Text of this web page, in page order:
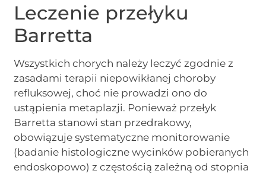
Leczenie przełyku
Barretta
Wszystkich chorych należy leczyć zgodnie z
zasadami terapii niepowikłanej choroby
refluksowej, choć nie prowadzi ono do
ustąpienia metaplazji. Ponieważ przełyk
Barretta stanowi stan przedrakowy,
obowiązuje systematyczne monitorowanie
(badanie histologiczne wycinków pobieranych
endoskopowo) z częstością zależną od stopnia